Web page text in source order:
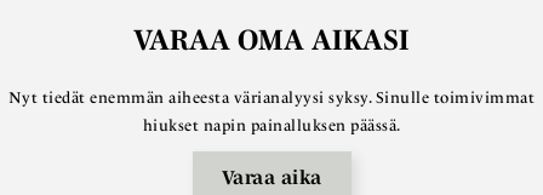
VARAA OMA AIKASI
Nyt tiedät enemmän aiheesta värianalyysi syksy. Sinulle toimivimmat
hiukset napin painalluksen päässä.
Varaa aika